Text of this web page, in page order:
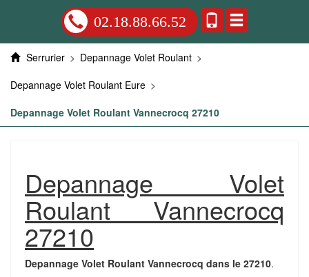
02.18.88.66.52
Serrurier > Depannage Volet Roulant >
Depannage Volet Roulant Eure >
Depannage Volet Roulant Vannecrocq 27210
Depannage Volet
Roulant Vannecrocq
27210
Depannage Volet Roulant Vannecrocq dans le 27210.